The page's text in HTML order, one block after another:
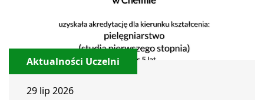
Aktualności Uczelni
29 lip 2026